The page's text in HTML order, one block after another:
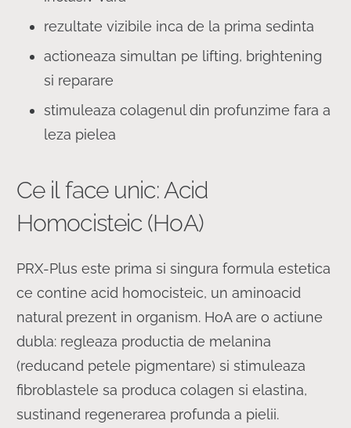
rezultate vizibile inca de la prima sedinta
actioneaza simultan pe lifting, brightening
si reparare
stimuleaza colagenul din profunzime fara a
leza pielea
Ce il face unic: Acid
Homocisteic (HoA)
PRX-Plus este prima si singura formula estetica
ce contine acid homocisteic, un aminoacid
natural prezent in organism. HoA are o actiune
dubla: regleaza productia de melanina
(reducand petele pigmentare) si stimuleaza
fibroblastele sa produca colagen si elastina,
sustinand regenerarea profunda a pielii.